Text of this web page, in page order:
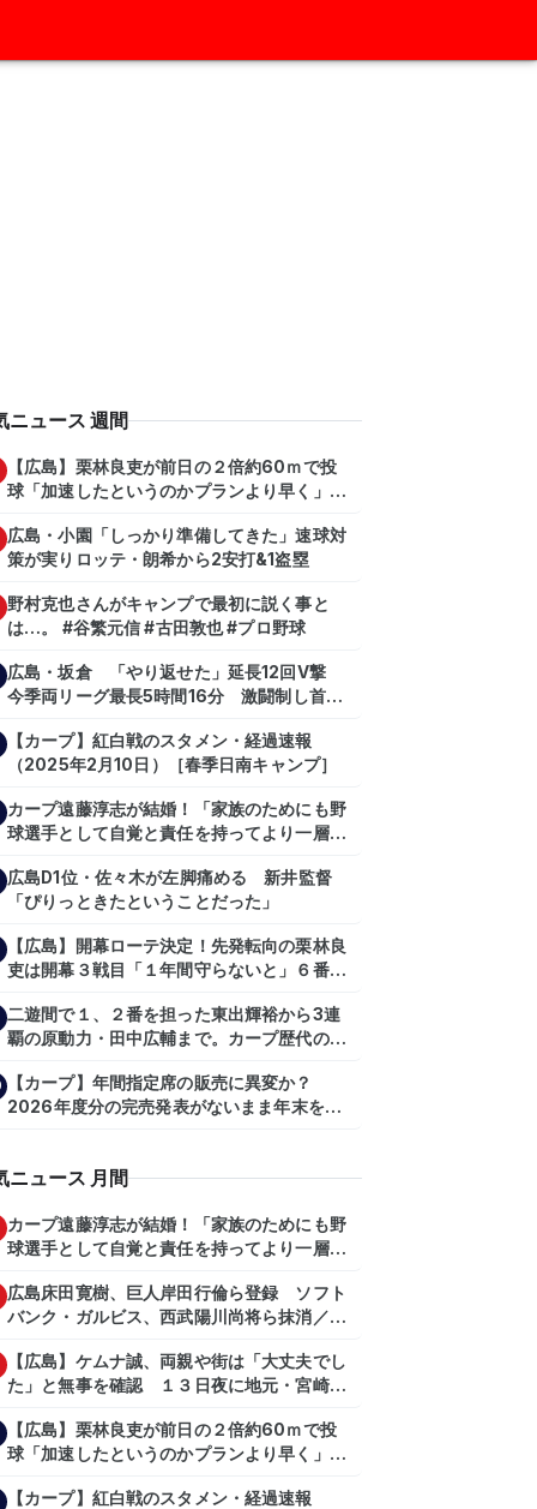
ニュース 週間
【広島】栗林良吏が前日の２倍約60ｍで投
球「加速したというのかプランより早く」自
広島・小園「しっかり準備してきた」速球対
策が実りロッテ・朗希から2安打&1盗塁
野村克也さんがキャンプで最初に説く事と
は…。 #谷繁元信 #古田敦也 #プロ野球
広島・坂倉 「やり返せた」延長12回V撃
今季両リーグ最長5時間16分 激闘制し首位
【カープ】紅白戦のスタメン・経過速報
（2025年2月10日）［春季日南キャンプ］
カープ遠藤淳志が結婚！「家族のためにも野
球選手として自覚と責任を持ってより一層頑
広島D1位・佐々木が左脚痛める 新井監督
「ぴりっときたということだった」
【広島】開幕ローテ決定！先発転向の栗林良
吏は開幕３戦目「１年間守らないと」６番手
二遊間で１、２番を担った東出輝裕から3連
覇の原動力・田中広輔まで。カープ歴代のシ
【カープ】年間指定席の販売に異変か？
2026年度分の完売発表がないまま年末を迎
ニュース 月間
カープ遠藤淳志が結婚！「家族のためにも野
球選手として自覚と責任を持ってより一層頑
広島床田寛樹、巨人岸田行倫ら登録 ソフト
バンク・ガルビス、西武陽川尚将ら抹消／２
【広島】ケムナ誠、両親や街は「大丈夫でし
た」と無事を確認 １３日夜に地元・宮崎県
【広島】栗林良吏が前日の２倍約60ｍで投
球「加速したというのかプランより早く」自
【カープ】紅白戦のスタメン・経過速報